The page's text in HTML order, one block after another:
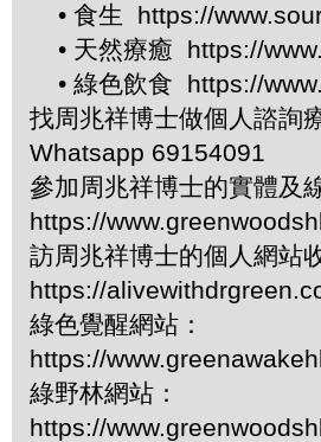
• 食生 https://
• 天然療癒 https://
• 綠色飲食 https://
找周兆祥博士做個人諮詢
Whatsapp 69154091
參加周兆祥博士的實體及
https://
訪周兆祥博士的個人網站
https://
綠色覺醒網站：
https://
綠野林網站：
https://